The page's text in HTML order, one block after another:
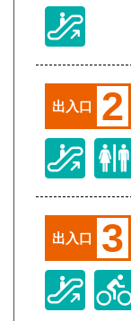
出入口 2
出入口 3